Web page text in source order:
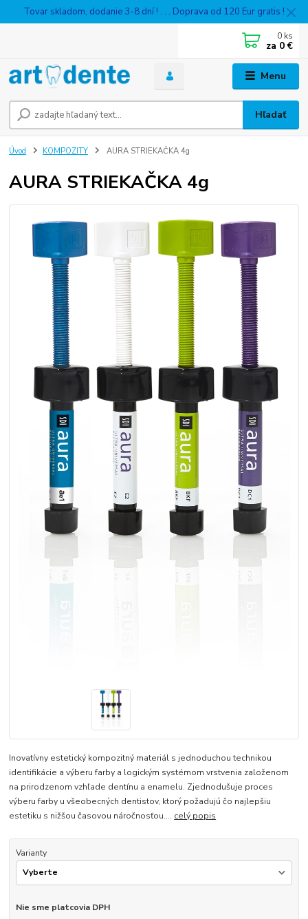
Tovar skladom, dodanie 3-8 dní ! . . . Doprava od 120 Eur gratis !
Menu
Hľadať
0 ks
za 0 €
Úvod KOMPOZITY AURA STRIEKAČKA 4g
AURA STRIEKAČKA 4g
Inovatívny estetický kompozitný materiál s jednoduchou technikou
identifikácie a výberu farby a logickým systémom vrstvenia založenom
na prirodzenom vzhľade dentínu a enamelu. Zjednodušuje proces
výberu farby u všeobecných dentistov, ktorý požadujú čo najlepšiu
estetiku s nižšou časovou náročnosťou.... celý popis
Varianty
Nie sme platcovia DPH